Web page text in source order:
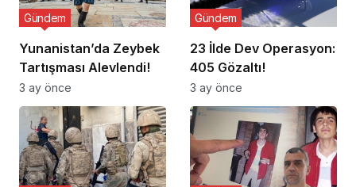
Yunanistan’da Zeybek
Tartışması Alevlendi!
Gündem
3 ay önce
23 İlde Dev Operasyon:
405 Gözaltı!
Gündem
3 ay önce